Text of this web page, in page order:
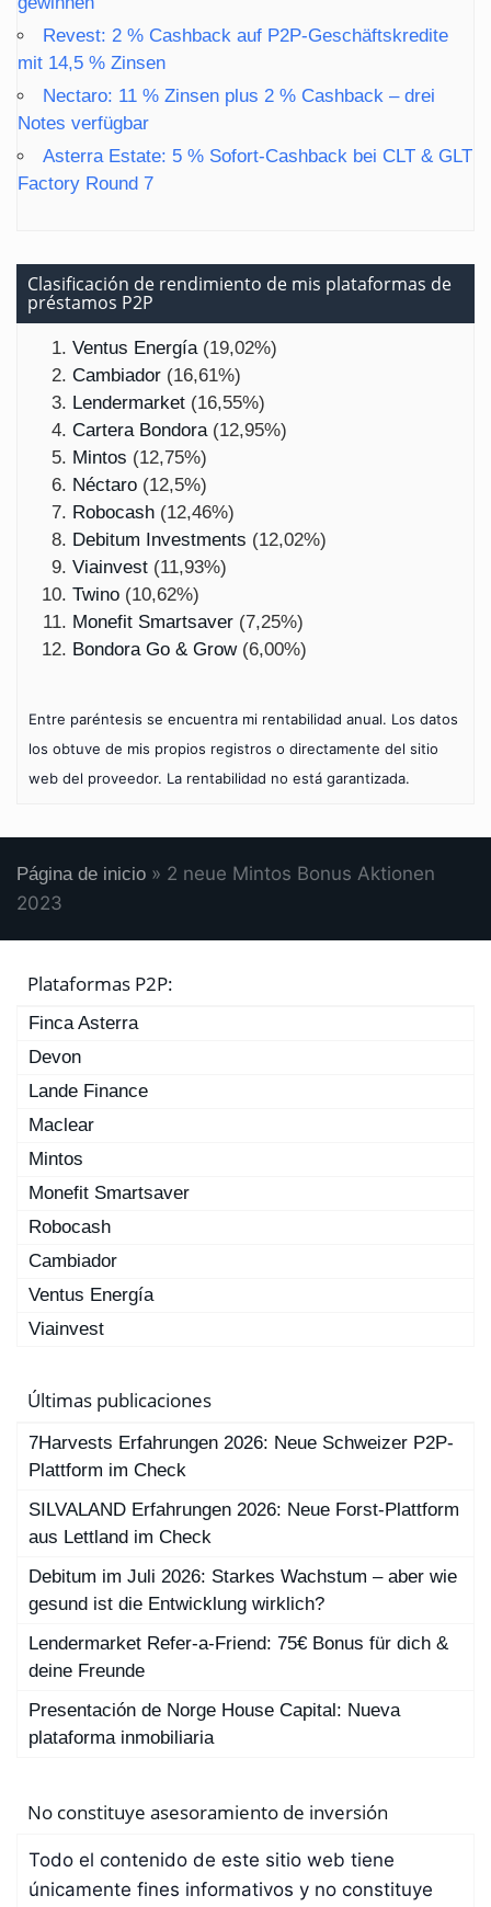
Revest: 2 % Cashback auf P2P-Geschäftskredite
mit 14,5 % Zinsen
Nectaro: 11 % Zinsen plus 2 % Cashback – drei
Notes verfügbar
Asterra Estate: 5 % Sofort-Cashback bei CLT & GLT
Factory Round 7
Clasificación de rendimiento de mis plataformas de
préstamos P2P
Ventus Energía(19,02%)
Cambiador (16,61%)
Lendermarket (16,55%)
Cartera Bondora(12,95%)
Mintos (12,75%)
Néctaro (12,5%)
Robocash (12,46%)
Debitum Investments (12,02%)
Viainvest (11,93%)
Twino (10,62%)
Monefit Smartsaver (7,25%)
Bondora Go & Grow(6,00%)
Entre paréntesis se encuentra mi rentabilidad anual. Los datos
los obtuve de mis propios registros o directamente del sitio
web del proveedor. La rentabilidad no está garantizada.
Página de inicio » 2 neue Mintos Bonus Aktionen
2023
Plataformas P2P:
Finca Asterra
Devon
Lande Finance
Maclear
Mintos
Monefit Smartsaver
Robocash
Cambiador
Ventus Energía
Viainvest
Últimas publicaciones
7Harvests Erfahrungen 2026: Neue Schweizer P2P-
Plattform im Check
SILVALAND Erfahrungen 2026: Neue Forst-Plattform
aus Lettland im Check
Debitum im Juli 2026: Starkes Wachstum – aber wie
gesund ist die Entwicklung wirklich?
Lendermarket Refer-a-Friend: 75€ Bonus für dich &
deine Freunde
Presentación de Norge House Capital: Nueva
plataforma inmobiliaria
No constituye asesoramiento de inversión
Todo el contenido de este sitio web tiene
únicamente fines informativos y no constituye